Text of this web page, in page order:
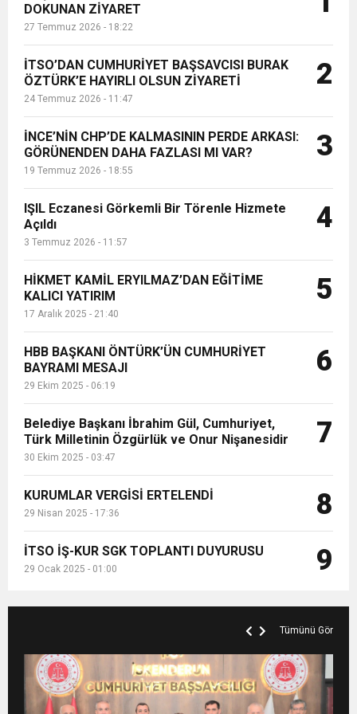
ve Onur Nişanesidir
6:19 HBB BAŞKANI ÖNTÜRK’ÜN
CUMHURİYET BAYRAMI MESAJI
17:36 KURUMLAR VERGİSİ ERTELENDİ
1:00 İTSO İŞ-KUR SGK TOPLANTI
21:40 CEYLANDERE’DE BAŞKAN EMRAH
18:22
GÖNÜLLERE DOKUNAN ZİYARET
Orhanlı Mahallesinde durdurulan bir
m...
DOKUNAN ZİYARET
27 Temmuz 2026 - 18:22
İTSO’DAN CUMHURİYET BAŞSAVCISI BURAK
ÖZTÜRK’E HAYIRLI OLSUN ZİYARETİ
24 Temmuz 2026 - 11:47
2
İNCE’NİN CHP’DE KALMASININ PERDE ARKASI:
GÖRÜNENDEN DAHA FAZLASI MI VAR?
19 Temmuz 2026 - 18:55
3
IŞIL Eczanesi Görkemli Bir Törenle Hizmete
Açıldı
3 Temmuz 2026 - 11:57
4
HİKMET KAMİL ERYILMAZ’DAN EĞİTİME
KALICI YATIRIM
17 Aralık 2025 - 21:40
5
HBB BAŞKANI ÖNTÜRK’ÜN CUMHURİYET
BAYRAMI MESAJI
29 Ekim 2025 - 06:19
6
Belediye Başkanı İbrahim Gül, Cumhuriyet,
Türk Milletinin Özgürlük ve Onur Nişanesidir
30 Ekim 2025 - 03:47
7
KURUMLAR VERGİSİ ERTELENDİ
29 Nisan 2025 - 17:36 8
İTSO İŞ-KUR SGK TOPLANTI DUYURUSU
29 Ocak 2025 - 01:00 9
Tümünü Gör